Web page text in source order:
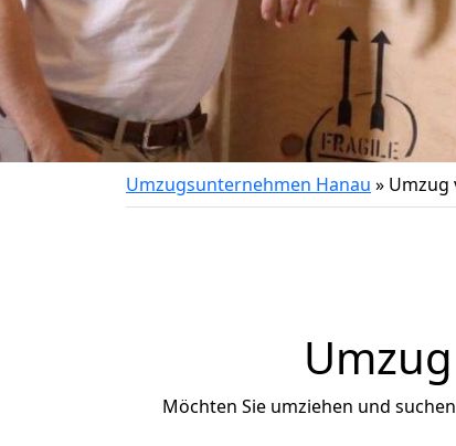
Umzugsunternehmen Hanau » Umzug
Möchten Sie umziehen und